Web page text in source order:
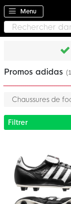
Menu
Promos adidas
Chaussures de
Filtrer